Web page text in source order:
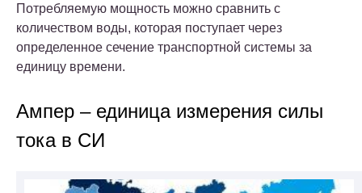
Потребляемую мощность можно сравнить с
количеством воды, которая поступает через
определенное сечение транспортной системы за
единицу времени.
Ампер – единица измерения силы
тока в СИ